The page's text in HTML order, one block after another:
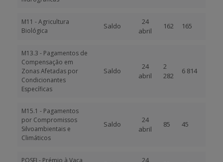
M11 - Agricultura
Biológica
Saldo
24
abril
162 165
M13.3 - Pagamentos de
Compensação em
Zonas Afetadas por
Condicionantes
Específicas
Saldo
24
abril
2
282
6 814
M15.1 - Pagamentos
por Compromissos
Silvoambientais e
Climáticos
Saldo
24
abril
85 45
POSEI - Prémio à Vaca
24